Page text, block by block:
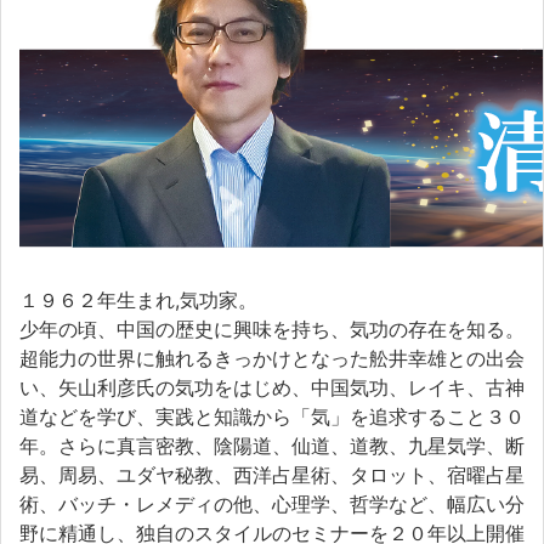
１９６２年生まれ,気功家。
少年の頃、中国の歴史に興味を持ち、気功の存在を知る。
超能力の世界に触れるきっかけとなった舩井幸雄との出会
い、矢山利彦氏の気功をはじめ、中国気功、レイキ、古神
道などを学び、実践と知識から「気」を追求すること３０
年。さらに真言密教、陰陽道、仙道、道教、九星気学、断
易、周易、ユダヤ秘教、西洋占星術、タロット、宿曜占星
術、バッチ・レメディの他、心理学、哲学など、幅広い分
野に精通し、独自のスタイルのセミナーを２０年以上開催